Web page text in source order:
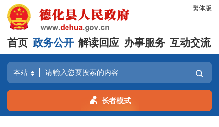
繁体版
首页 政务公开 解读回应 办事服务 互动交流
长者模式